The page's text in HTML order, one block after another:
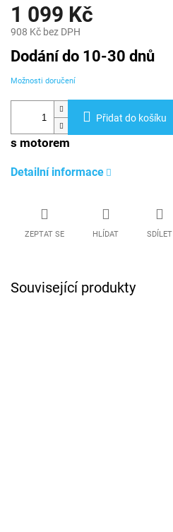
1 099 Kč
908 Kč bez DPH
Měrná
cena:
Dodání do 10-30 dnů
Možnosti doručení
Přidat do košíku
s motorem
Detailní informace
ZEPTAT SE HLÍDAT SDÍLET
Související produkty